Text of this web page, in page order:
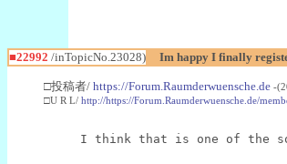
■22992 /inTopicNo.23028) Im happy I finally
□投稿者/ https://Forum.Raumderwuensche.de -
□U R L/ http://https://Forum.Raumderwuensche.de/
I think that is one of the so